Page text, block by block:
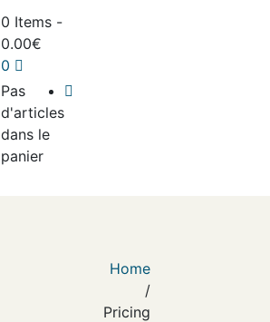
0 Items -
0.00€
0
Pas
d'articles
dans le
panier
Home
/
Pricing